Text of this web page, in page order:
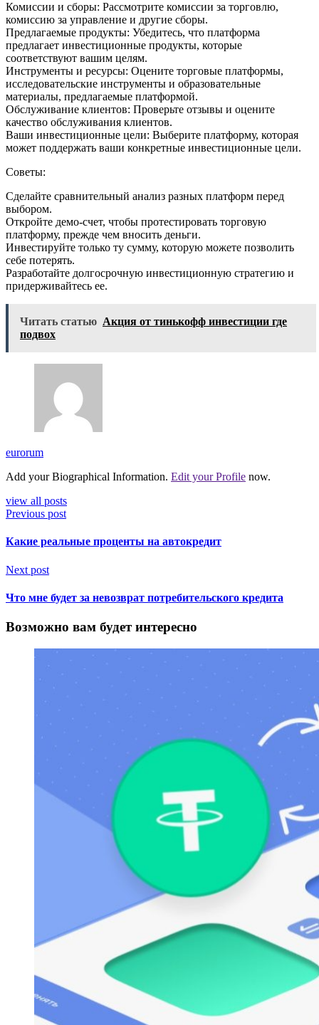
Комиссии и сборы: Рассмотрите комиссии за торговлю,
комиссию за управление и другие сборы.
Предлагаемые продукты: Убедитесь, что платформа
предлагает инвестиционные продукты, которые
соответствуют вашим целям.
Инструменты и ресурсы: Оцените торговые платформы,
исследовательские инструменты и образовательные
материалы, предлагаемые платформой.
Обслуживание клиентов: Проверьте отзывы и оцените
качество обслуживания клиентов.
Ваши инвестиционные цели: Выберите платформу, которая
может поддержать ваши конкретные инвестиционные цели.
Советы:
Сделайте сравнительный анализ разных платформ перед
выбором.
Откройте демо-счет, чтобы протестировать торговую
платформу, прежде чем вносить деньги.
Инвестируйте только ту сумму, которую можете позволить
себе потерять.
Разработайте долгосрочную инвестиционную стратегию и
придерживайтесь ее.
Читать статью Акция от тинькофф инвестиции где
подвох
eurorum
Add your Biographical Information. Edit your Profile now.
view all posts
Previous post
Какие реальные проценты на автокредит
Next post
Что мне будет за невозврат потребительского кредита
Возможно вам будет интересно